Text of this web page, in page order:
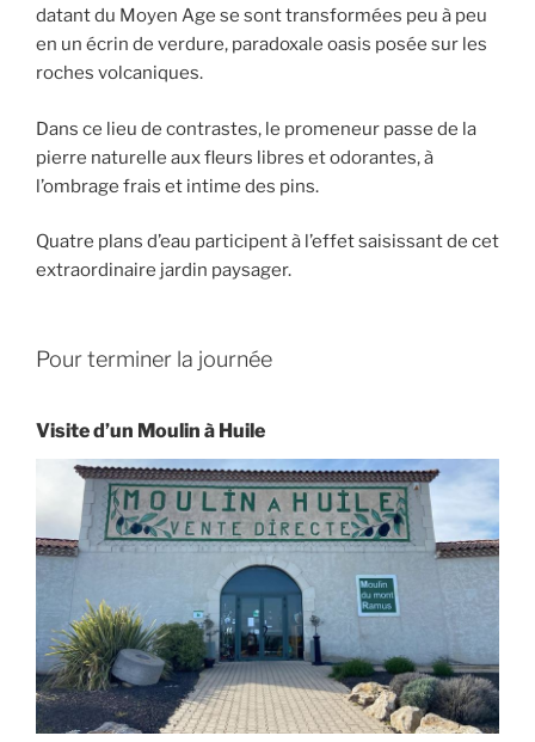
datant du Moyen Age se sont transformées peu à peu
en un écrin de verdure, paradoxale oasis posée sur les
roches volcaniques.
Dans ce lieu de contrastes, le promeneur passe de la
pierre naturelle aux fleurs libres et odorantes, à
l’ombrage frais et intime des pins.
Quatre plans d’eau participent à l’effet saisissant de cet
extraordinaire jardin paysager.​
Pour terminer la journée
Visite d’un Moulin à Huile